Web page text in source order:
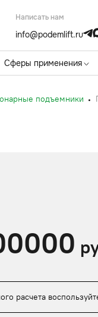
Написать нам
info@podemlift.ru
Сферы применения
подъемники
расчета